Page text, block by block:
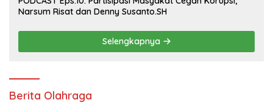
Narsum Risat dan Denny Susanto.SH
Selengkapnya
Berita Olahraga